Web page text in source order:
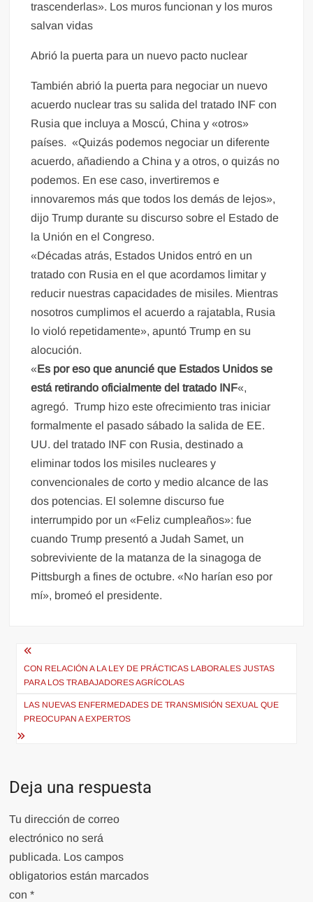
trascenderlas». Los muros funcionan y los muros
salvan vidas
Abrió la puerta para un nuevo pacto nuclear
También abrió la puerta para negociar un nuevo
acuerdo nuclear tras su salida del tratado INF con
Rusia que incluya a Moscú, China y «otros»
países. «Quizás podemos negociar un diferente
acuerdo, añadiendo a China y a otros, o quizás no
podemos. En ese caso, invertiremos e
innovaremos más que todos los demás de lejos»,
dijo Trump durante su discurso sobre el Estado de
la Unión en el Congreso.
«Décadas atrás, Estados Unidos entró en un
tratado con Rusia en el que acordamos limitar y
reducir nuestras capacidades de misiles. Mientras
nosotros cumplimos el acuerdo a rajatabla, Rusia
lo violó repetidamente», apuntó Trump en su
alocución.
«Es por eso que anuncié que Estados Unidos se
está retirando oficialmente del tratado INF«,
agregó. Trump hizo este ofrecimiento tras iniciar
formalmente el pasado sábado la salida de EE.
UU. del tratado INF con Rusia, destinado a
eliminar todos los misiles nucleares y
convencionales de corto y medio alcance de las
dos potencias. El solemne discurso fue
interrumpido por un «Feliz cumpleaños»: fue
cuando Trump presentó a Judah Samet, un
sobreviviente de la matanza de la sinagoga de
Pittsburgh a fines de octubre. «No harían eso por
mí», bromeó el presidente.
Navegación
de
entradas
CON RELACIÓN A LA LEY DE PRÁCTICAS LABORALES JUSTAS
PARA LOS TRABAJADORES AGRÍCOLAS
LAS NUEVAS ENFERMEDADES DE TRANSMISIÓN SEXUAL QUE
PREOCUPAN A EXPERTOS
Deja una respuesta
Tu dirección de correo
electrónico no será
publicada. Los campos
obligatorios están marcados
con*